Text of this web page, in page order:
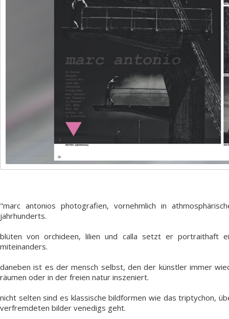
"marc antonios photografien, vornehmlich in
jahrhunderts.
blüten von orchideen, lilien und calla setzt er portraithaft
miteinanders.
daneben ist es der mensch selbst, den der künstler immer
räumen oder in der freien natur inszeniert.
nicht selten sind es klassische bildformen wie das triptychon,
verfremdeten bilder venedigs geht.